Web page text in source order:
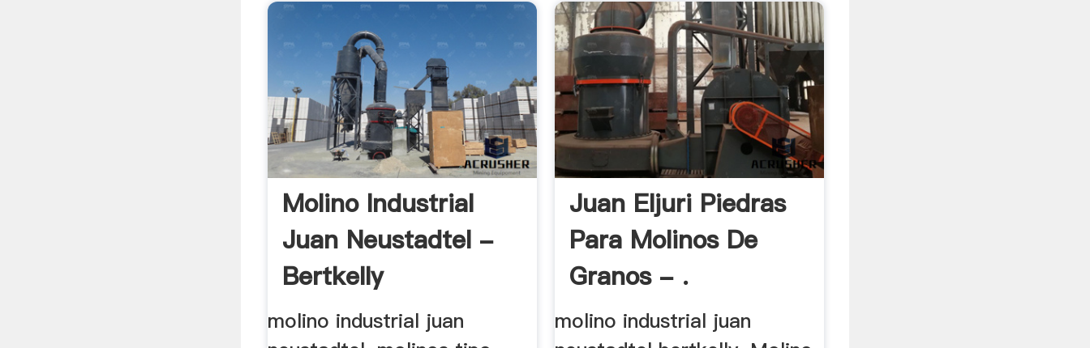
Molino Industrial
Juan Neustadtel -
Bertkelly
molino industrial juan
Juan Eljuri Piedras
Para Molinos De
Granos - .
molino industrial juan